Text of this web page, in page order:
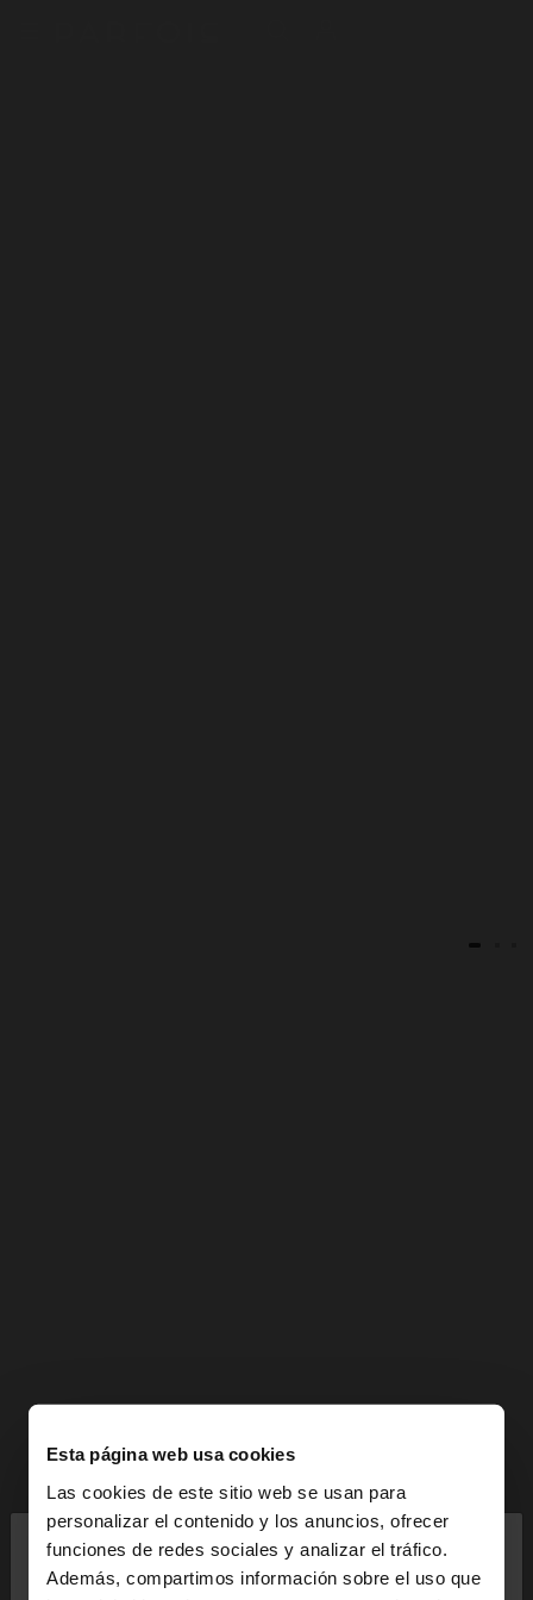
Esta página web usa cookies
Las cookies de este sitio web se usan para
personalizar el contenido y los anuncios, ofrecer
funciones de redes sociales y analizar el tráfico.
Además, compartimos información sobre el uso que
hola